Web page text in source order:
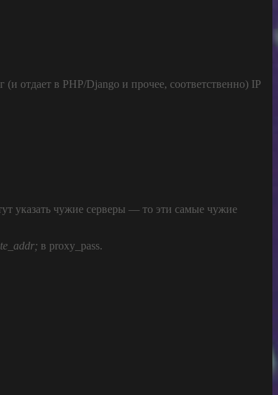
отдает в PHP/Django и прочее, соответственно) IP
указать чужие серверы — то эти самые чужие
в proxy_pass.